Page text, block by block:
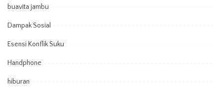
buavita jambu
Dampak Sosial
Esensi Konflik Suku
Handphone
hiburan